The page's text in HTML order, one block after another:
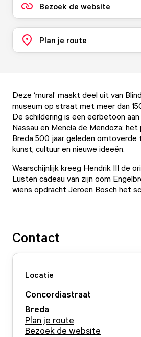
Bezoek de website
Plan je route
Deze ‘mural’ maakt deel uit van
museum op straat met meer dan
De schildering is een eerbetoon
Nassau en Mencía de Mendoza:
Breda 500 jaar geleden
kunst, cultuur en nieuwe ideeën.
Waarschijnlijk kreeg Hendrik III de
Lusten cadeau van zijn oom
wiens opdracht Jeroen Bosch het
Contact
Locatie
Concordiastraat
Breda
Plan je route
Bezoek de website